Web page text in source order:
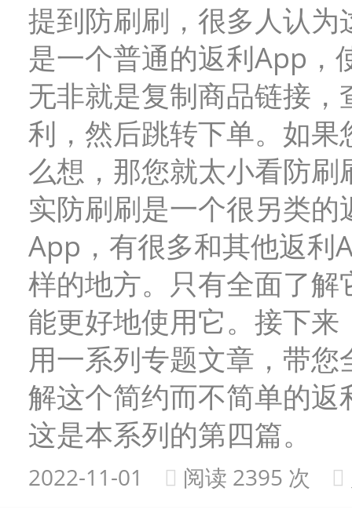
提到防刷刷，很多人认为
是一个普通的返利App，
无非就是复制商品链接，
利，然后跳转下单。如果
么想，那您就太小看防刷
实防刷刷是一个很另类的
App，有很多和其他返利
样的地方。只有全面了解
能更好地使用它。接下来
用一系列专题文章，带您
解这个简约而不简单的返
这是本系列的第四篇。
2022-11-01 阅读 2395 次